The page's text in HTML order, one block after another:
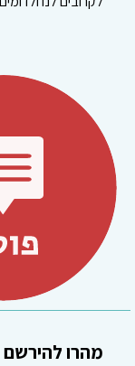
מהרו להירשם